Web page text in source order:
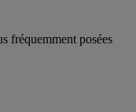
fréquemment posées